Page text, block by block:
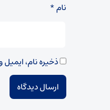
نام*
ذخیره نام،